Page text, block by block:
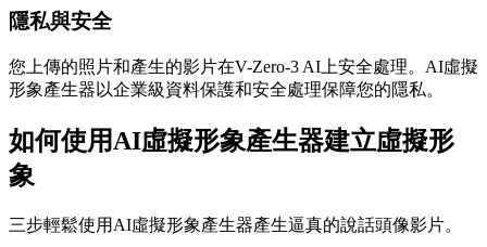
隱私與安全
您上傳的照片和產生的影片在V-Zero-3 AI上安全處理。AI虛擬
形象產生器以企業級資料保護和安全處理保障您的隱私。
如何使用AI虛擬形象產生器建立虛擬形
象
三步輕鬆使用AI虛擬形象產生器產生逼真的說話頭像影片。